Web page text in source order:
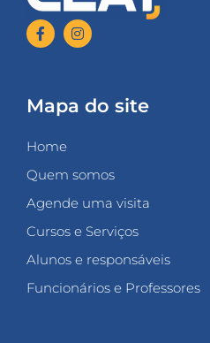
Mapa do site
Home
Quem somos
Agende uma visita
Cursos e Serviços
Alunos e responsáveis
Funcionários e Professores